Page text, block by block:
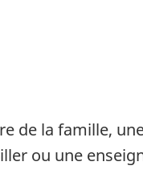
de la famille,
ou une